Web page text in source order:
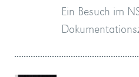
Ein Besuch im